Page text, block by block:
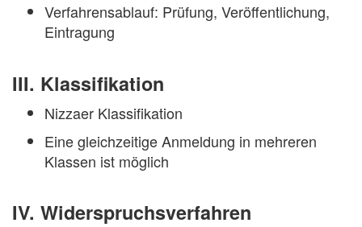
Verfahrensablauf: Prüfung, Veröffentlichung,
Eintragung
III. Klassifikation
Nizzaer Klassifikation
Eine gleichzeitige Anmeldung in mehreren
Klassen ist möglich
IV. Widerspruchsverfahren